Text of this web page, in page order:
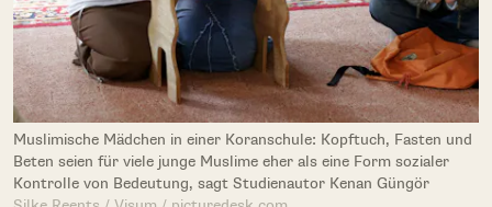
Muslimische Mädchen in einer Koranschule: Kopftuch, Fasten und
Beten seien für viele junge Muslime eher als eine Form sozialer
Kontrolle von Bedeutung, sagt Studienautor Kenan Güngör